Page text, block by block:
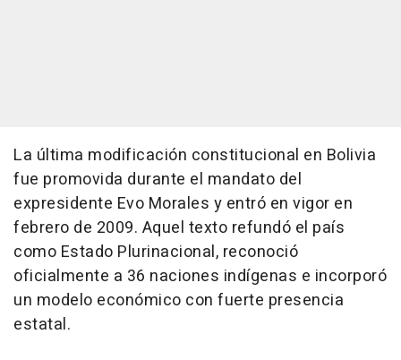
La última modificación constitucional en Bolivia
fue promovida durante el mandato del
expresidente Evo Morales y entró en vigor en
febrero de 2009. Aquel texto refundó el país
como Estado Plurinacional, reconoció
oficialmente a 36 naciones indígenas e incorporó
un modelo económico con fuerte presencia
estatal.